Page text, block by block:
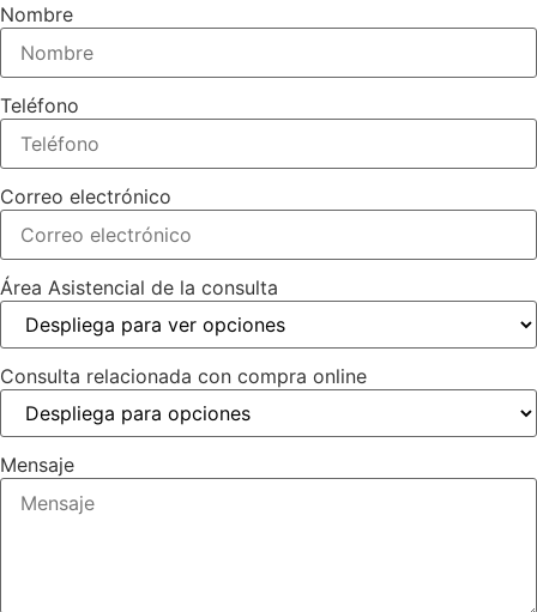
Nombre
Teléfono
Correo electrónico
Área Asistencial de la consulta
Consulta relacionada con compra online
Mensaje